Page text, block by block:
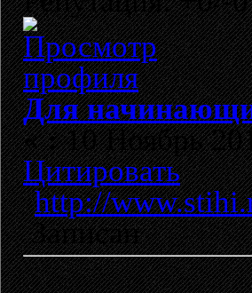
Для
«:10 Ноябрь
Цитировать
http://
Записан